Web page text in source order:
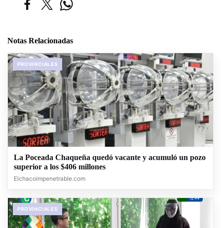
Notas Relacionadas
PROVINCIALES
La Poceada Chaqueña quedó vacante y acumuló un pozo
superior a los $406 millones
Elchacoimpenetrable.com
PROVINCIALES